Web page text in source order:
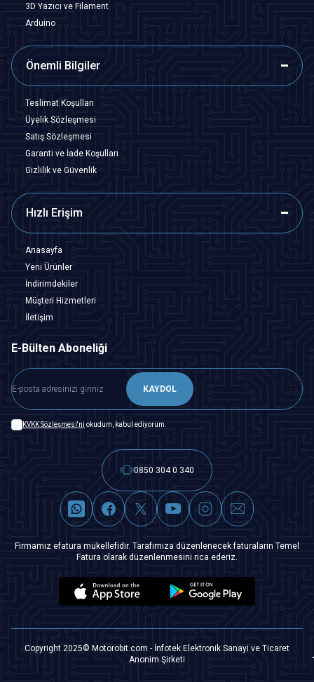
3D Yazıcı ve Filament
Arduino
Önemli Bilgiler
Teslimat Koşulları
Üyelik Sözleşmesi
Satış Sözleşmesi
Garanti ve İade Koşulları
Gizlilik ve Güvenlik
Hızlı Erişim
Anasayfa
Yeni Ürünler
İndirimdekiler
Müşteri Hizmetleri
İletişim
E-Bülten Aboneliği
KAYDOL
KVKK Sözleşmesi'ni okudum, kabul ediyorum.
0850 304 0 340
Firmamız efatura mükellefidir. Tarafımıza düzenlenecek faturaların Temel
Fatura olarak düzenlenmesini rica ederiz.
Copyright 2025© Motorobit.com - İnfotek Elektronik Sanayi ve Ticaret
Anonim Şirketi